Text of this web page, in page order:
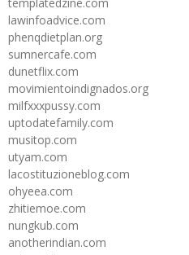
lawinfoadvice.com
phenqdietplan.org
sumnercafe.com
dunetflix.com
movimientoindignados.org
milfxxxpussy.com
uptodatefamily.com
musitop.com
utyam.com
lacostituzioneblog.com
ohyeea.com
zhitiemoe.com
nungkub.com
anotherindian.com